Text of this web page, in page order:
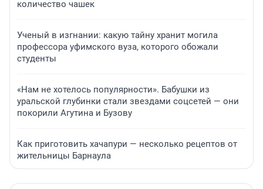
количество чашек
Ученый в изгнании: какую тайну хранит могила
профессора уфимского вуза, которого обожали
студенты
«Нам не хотелось популярности». Бабушки из
уральской глубинки стали звездами соцсетей — они
покорили Агутина и Бузову
Как приготовить хачапури — несколько рецептов от
жительницы Барнаула